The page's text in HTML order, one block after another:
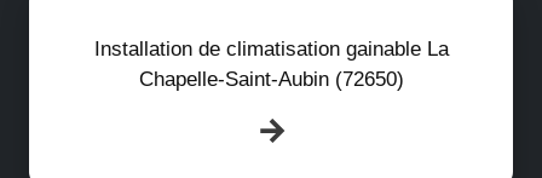
Installation de climatisation gainable La
Chapelle-Saint-Aubin (72650)